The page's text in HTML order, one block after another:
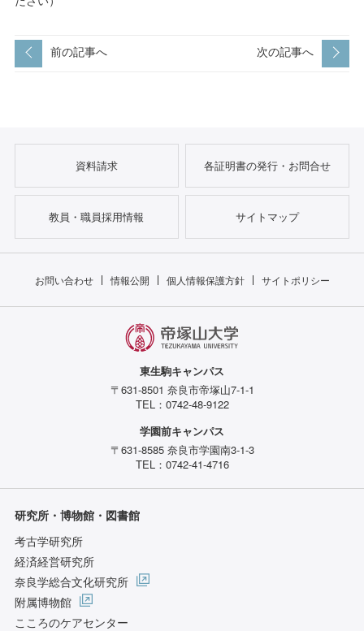
前の記事へ 次の記事へ
資料請求 各証明書の発行・お問合せ
教員・職員採用情報 サイトマップ
お問い合わせ 情報公開 個人情報保護方針 サイトポリシー
東生駒キャンパス
〒631-8501 奈良市帝塚山7-1-1
TEL：0742-48-9122
学園前キャンパス
〒631-8585 奈良市学園南3-1-3
TEL：0742-41-4716
研究所・博物館・図書館
考古学研究所
経済経営研究所
奈良学総合文化研究所
附属博物館
こころのケアセンター